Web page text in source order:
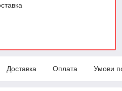
Доставка Оплата Умови